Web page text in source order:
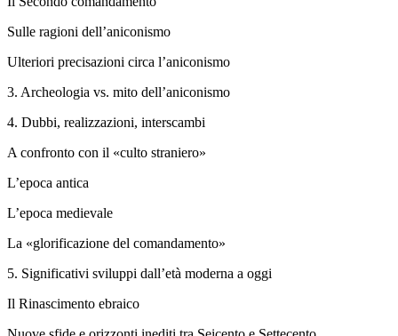
Sulle ragioni dell’aniconismo
Ulteriori precisazioni circa l’aniconismo
3. Archeologia vs. mito dell’aniconismo
4. Dubbi, realizzazioni, interscambi
A confronto con il «culto straniero»
L’epoca antica
L’epoca medievale
La «glorificazione del comandamento»
5. Significativi sviluppi dall’età moderna a oggi
Il Rinascimento ebraico